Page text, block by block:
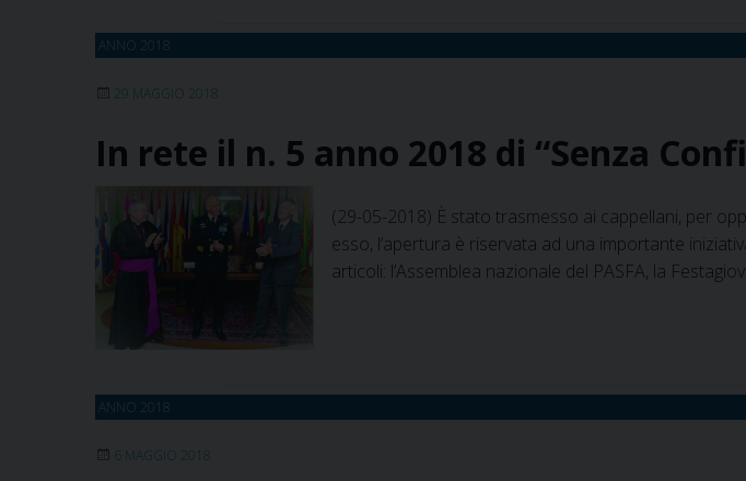
ANNO 2018
29 MAGGIO 2018
In rete il n. 5 anno 2018 di “Senza
(29-05-2018) È stato trasmesso ai cappellani, per
esso, l’apertura è riservata ad una importante
articoli: l’Assemblea nazionale del PASFA, la
ANNO 2018
6 MAGGIO 2018